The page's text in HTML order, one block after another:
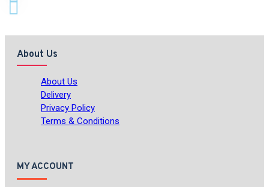
About Us
About Us
Delivery
Privacy Policy
Terms & Conditions
MY ACCOUNT